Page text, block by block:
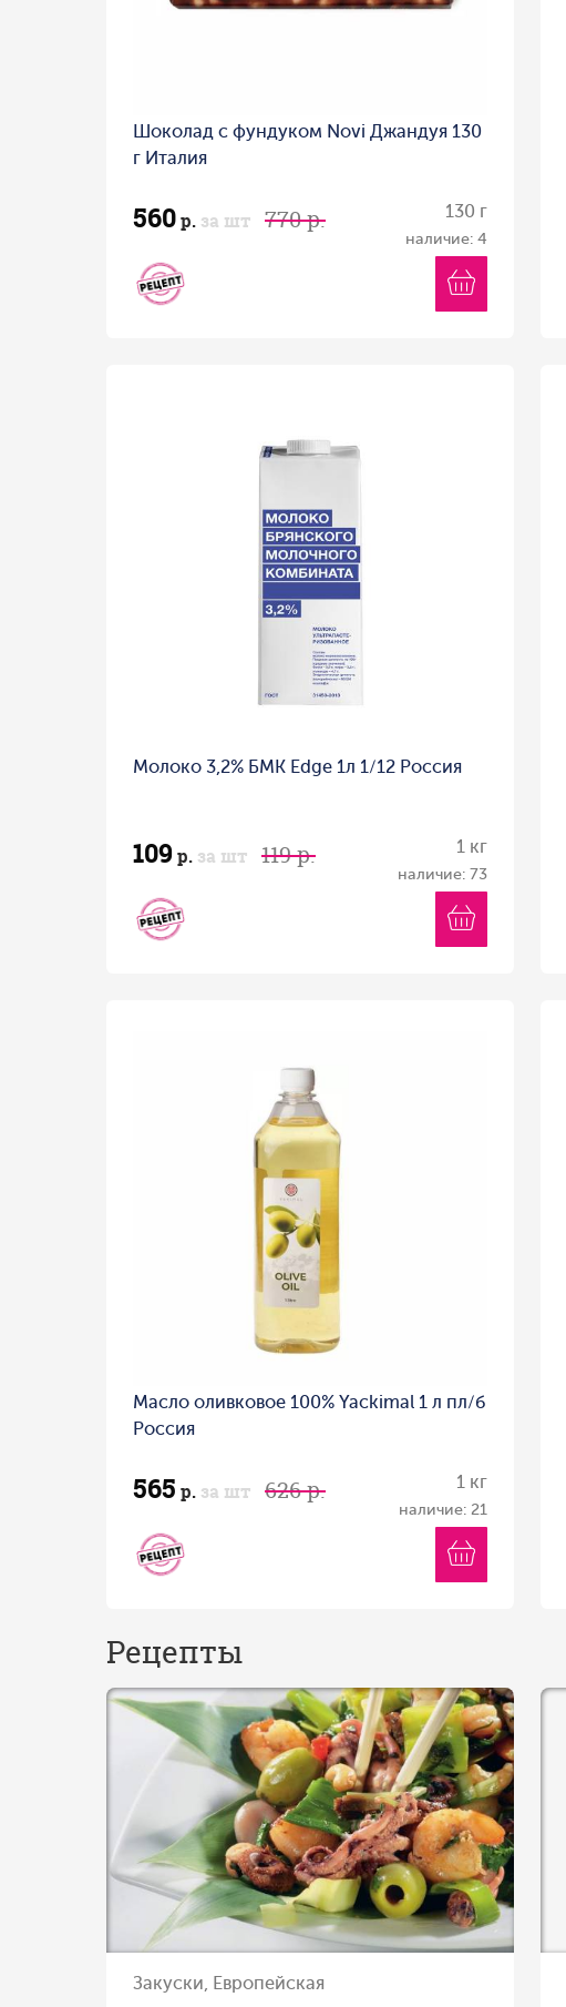
Шоколад с фундуком Novi Джандуя 130
г Италия
560р. за шт 770 р. 130 г
наличие: 4
Молоко 3,2% БМК Edge 1л 1/12 Россия
109р. за шт 119 р. 1 кг
наличие: 73
Масло оливковое 100% Yackimal 1 л пл/б
Россия
565 р. за шт 626 р. 1 кг
наличие: 21
Рецепты
Закуски, Европейская